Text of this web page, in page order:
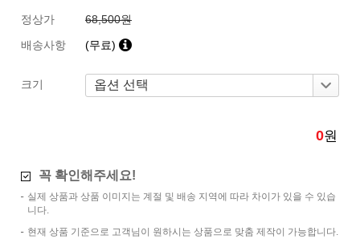
정상가
68,500원
배송사항
(무료)
크기
0원
꼭 확인해주세요!
실제 상품과 상품 이미지는 계절 및 배송 지역에 따라 차이가 있을 수 있습
니다.
현재 상품 기준으로 고객님이 원하시는 상품으로 맞춤 제작이 가능합니다.